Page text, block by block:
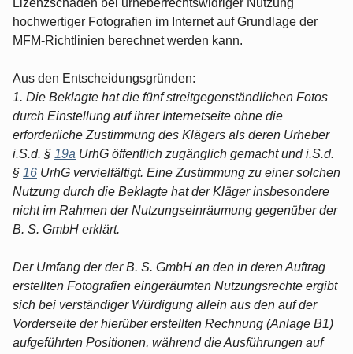
Lizenzschaden bei urheberrechtswidriger Nutzung
hochwertiger Fotografien im Internet auf Grundlage der
MFM-Richtlinien berechnet werden kann.
Aus den Entscheidungsgründen:
1. Die Beklagte hat die fünf streitgegenständlichen Fotos
durch Einstellung auf ihrer Internetseite ohne die
erforderliche Zustimmung des Klägers als deren Urheber
i.S.d. § 19a UrhG öffentlich zugänglich gemacht und i.S.d.
§ 16 UrhG vervielfältigt. Eine Zustimmung zu einer solchen
Nutzung durch die Beklagte hat der Kläger insbesondere
nicht im Rahmen der Nutzungseinräumung gegenüber der
B. S. GmbH erklärt.
Der Umfang der der B. S. GmbH an den in deren Auftrag
erstellten Fotografien eingeräumten Nutzungsrechte ergibt
sich bei verständiger Würdigung allein aus den auf der
Vorderseite der hierüber erstellten Rechnung (Anlage B1)
aufgeführten Positionen, während die Ausführungen auf